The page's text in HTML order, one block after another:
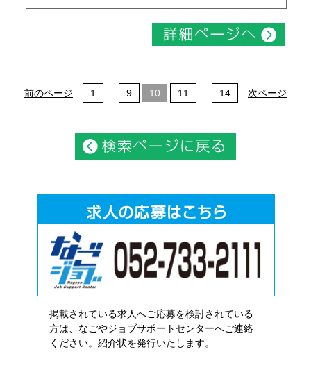
前のページ 1 9 10 11 14 次ページ
掲載されている求人へご応募を検討されている
方は、なごやジョブサポートセンターへご連絡
ください。紹介状を発行いたします。